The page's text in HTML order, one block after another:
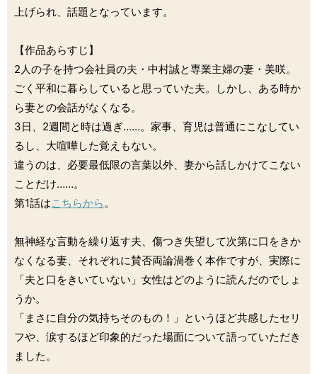
上げられ、話題となっています。
【作品あらすじ】
2人の子を持つ会社員の夫・中村誠と専業主婦の妻・美咲。
ごく平和に暮らしていると思っていた夫。しかし、ある時か
ら妻との会話がなくなる。
3日、2週間と時は過ぎ……。家事、育児は普通にこなしてい
るし、大喧嘩した覚えもない。
違うのは、必要最低限の言葉以外、妻から話しかけてこない
ことだけ……。
第1話はこちらから。
無神経な言動を繰り返す夫、傷つき失望して次第に口をきか
なくなる妻、それぞれに賛否両論渦巻く本作ですが、実際に
「夫と口をきいていない」女性はどのように読んだのでしょ
うか。
「まさに自分の気持ちそのもの！」というほど共感したセリ
フや、涙するほど印象的だった場面について語っていただき
ました。